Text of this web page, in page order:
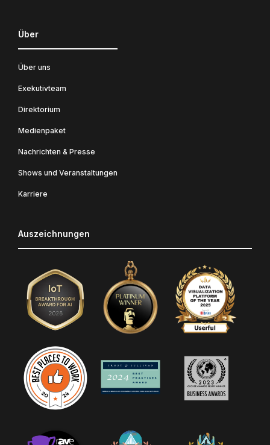
Über
Über uns
Exekutivteam
Direktorium
Medienpaket
Nachrichten & Presse
Shows und Veranstaltungen
Karriere
Auszeichnungen